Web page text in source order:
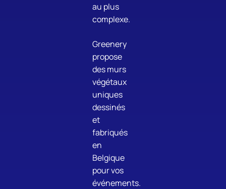
au plus
complexe.
Greenery
propose
des murs
végétaux
uniques
dessinés
et
fabriqués
en
Belgique
pour vos
événements.